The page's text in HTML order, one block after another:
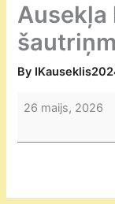
Ausekļa
By
Ausekļa
šautriņmešanā
26 maijs, 2026